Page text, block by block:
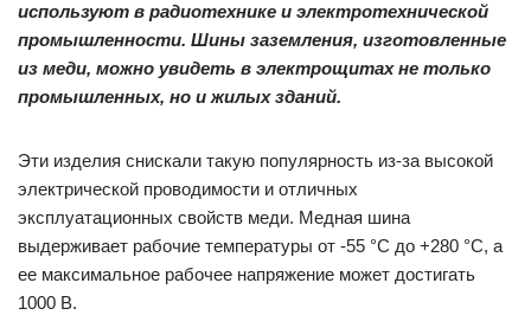
используют в радиотехнике и электротехнической
промышленности. Шины заземления, изготовленные
из меди, можно увидеть в электрощитах не только
промышленных, но и жилых зданий.
Эти изделия снискали такую популярность из-за высокой
электрической проводимости и отличных
эксплуатационных свойств меди. Медная шина
выдерживает рабочие температуры от -55 °С до +280 °С, а
ее максимальное рабочее напряжение может достигать
1000 В.